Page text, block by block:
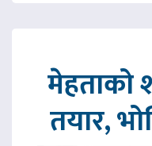
मेहताको
तयार,